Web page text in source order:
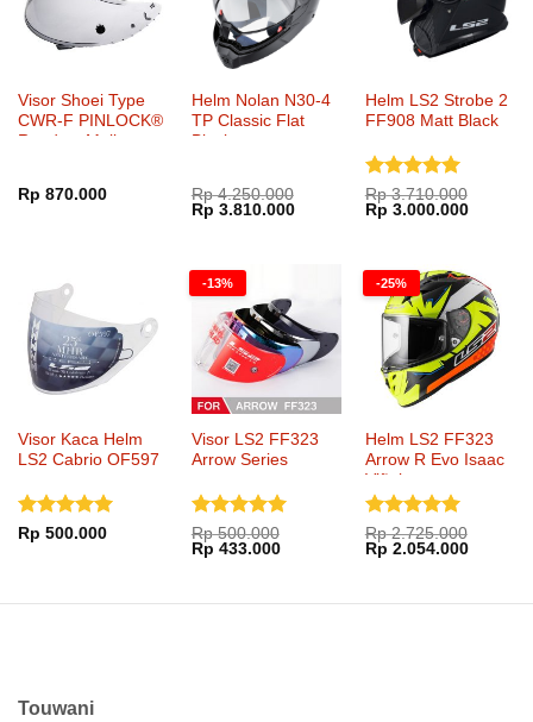
Visor Shoei Type
CWR-F PINLOCK®
Ready – Mellow
Rp 870.000
Helm Nolan N30-4
TP Classic Flat
Black
Rp4.250.000
Harga
aslinya
Rp 3.810.000Harga
Rp 3.810.000.
Helm LS2 Strobe 2
FF908 Matt Black
Dinilai5
dari 5
Rp3.710.000
Harga
aslinya
Rp 3.000.000Harga
Rp
Visor Kaca Helm
LS2 Cabrio OF597
Dinilai5
Rp 500.000
-13%
Visor LS2 FF323
Arrow Series
Dinilai5
dari 5
Rp500.000
Harga
aslinya
Rp 433.000Harga
Rp 433.000.
-25%
Helm LS2 FF323
Arrow R Evo Isaac
Viñales
Dinilai5
dari 5
Rp2.725.000
Harga
aslinya
Rp 2.054.000Harga
Rp
Touwani